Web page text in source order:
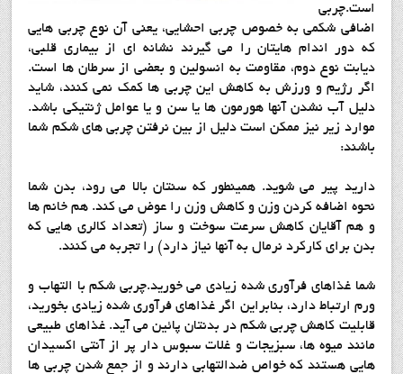
است.چربی
اضافی شکمی به خصوص چربی احشایی، یعنی آن نوع چربی هایی
که دور اندام هایتان را می گیرند نشانه ای از بیماری قلبی،
دیابت نوع دوم، مقاومت به انسولین و بعضی از سرطان ها است.
اگر رژیم و ورزش به کاهش این چربی ها کمک نمی کنند، شاید
دلیل آب نشدن آنها هورمون ها یا سن و یا عوامل ژنتیکی باشد.
موارد زیر نیز ممکن است دلیل از بین نرفتن چربی های شکم شما
باشند:
دارید پیر می شوید. همینطور که سنتان بالا می رود، بدن شما
نحوه اضافه کردن وزن و کاهش وزن را عوض می کند. هم خانم ها
و هم آقایان کاهش سرعت سوخت و ساز (تعداد کالری هایی که
بدن برای کارکرد نرمال به آنها نیاز دارد) را تجربه می کنند.
شما غذاهای فرآوری شده زیادی می خورید.چربی شکم با التهاب و
ورم ارتباط دارد، بنابراین اگر غذاهای فرآوری شده زیادی بخورید،
قابلیت کاهش چربی شکم در بدنتان پائین می آید. غذاهای طبیعی
مانند میوه ها، سبزیجات و غلات سبوس دار پر از آنتی اکسیدان
هایی هستند که خواص ضدالتهابی دارند و از جمع شدن چربی ها